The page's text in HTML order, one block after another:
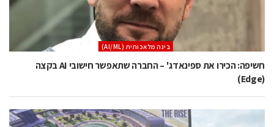
בינה מלאכותית (AI/ML)
חשיפה: הכירו את ספינאדג' – החברה שתאפשר חישובי AI בקצה
(Edge)